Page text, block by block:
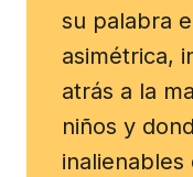
su palabra
asimétrica,
atrás a la
niños y
inalienables